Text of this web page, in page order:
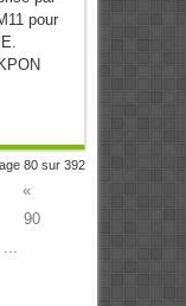
pour
80 sur 392
«
90
...